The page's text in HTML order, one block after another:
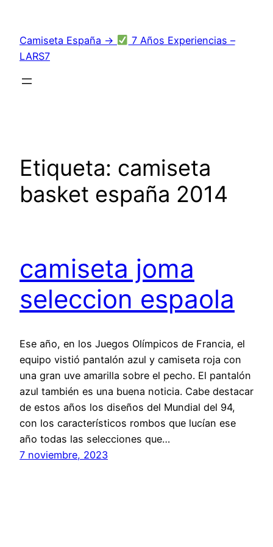
contenido
Camiseta España →
7 Años Experiencias –
LARS7
Etiqueta: camiseta
basket españa 2014
camiseta joma
seleccion espaola
Ese año, en los Juegos Olímpicos de Francia, el
equipo vistió pantalón azul y camiseta roja con
una gran uve amarilla sobre el pecho. El pantalón
azul también es una buena noticia. Cabe destacar
de estos años los diseños del Mundial del 94,
con los característicos rombos que lucían ese
año todas las selecciones que…
7 noviembre, 2023